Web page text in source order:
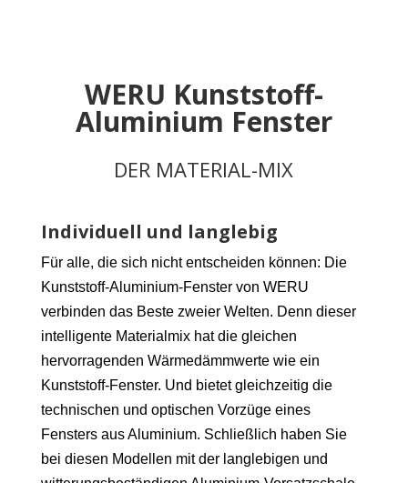
WERU Kunststoff-
Aluminium Fenster
DER MATERIAL-MIX
Individuell und langlebig
Für alle, die sich nicht entscheiden können: Die
Kunststoff-Aluminium-Fenster von WERU
verbinden das Beste zweier Welten. Denn dieser
intelligente Materialmix hat die gleichen
hervorragenden Wärmedämmwerte wie ein
Kunststoff-Fenster. Und bietet gleichzeitig die
technischen und optischen Vorzüge eines
Fensters aus Aluminium. Schließlich haben Sie
bei diesen Modellen mit der langlebigen und